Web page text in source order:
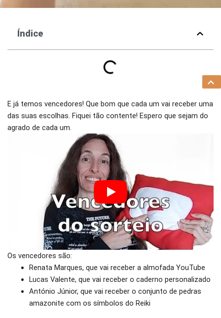
Índice
E já temos vencedores! Que bom que cada um vai receber uma
das suas escolhas. Fiquei tão contente! Espero que sejam do
agrado de cada um.
Os vencedores são:
Renata Marques, que vai receber a almofada YouTube
Lucas Valente, que vai receber o caderno personalizado
António Júnior, que vai receber o conjunto de pedras
amazonite com os símbolos do Reiki